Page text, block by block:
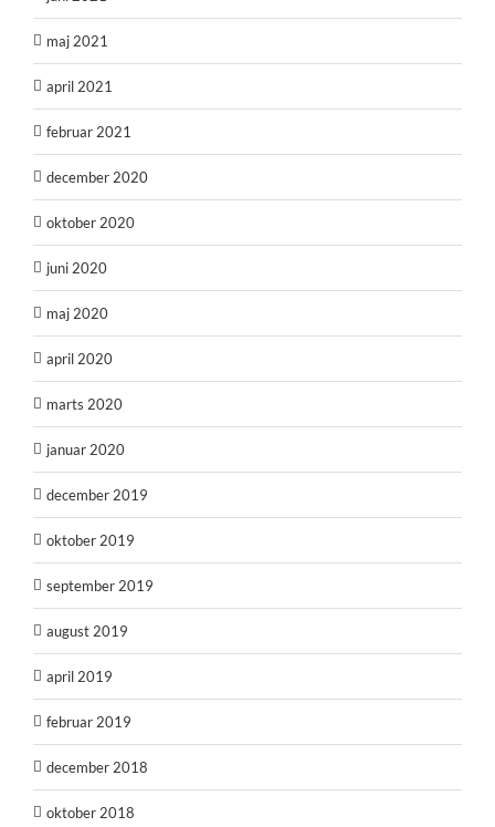
maj 2021
april 2021
februar 2021
december 2020
oktober 2020
juni 2020
maj 2020
april 2020
marts 2020
januar 2020
december 2019
oktober 2019
september 2019
august 2019
april 2019
februar 2019
december 2018
oktober 2018